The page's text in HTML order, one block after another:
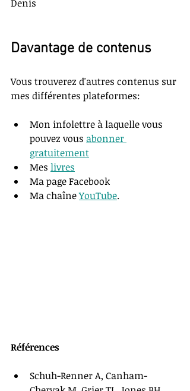
Denis
Davantage de contenus
Vous trouverez d'autres contenus sur
mes différentes plateformes:
Mon infolettre à laquelle vous
pouvez vous abonner
gratuitement
Mes livres
Ma page Facebook
Ma chaîne YouTube.
Références
Schuh-Renner A, Canham-